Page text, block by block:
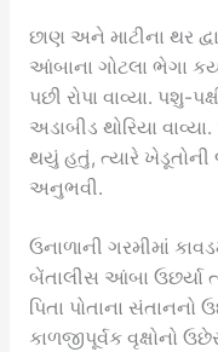
છાણ અને માટીના થર
આંબાના ગોટલા ભેગા
પછી રોપા વાવ્યા. પશુ-
અડાબીડ થોરિયા
થયું હતું, ત્યારે
અનુભવી.
ઉનાળાની ગરમીમાં
બેંતાલીસ આંબા ઉછર્યા
પિતા પોતાના
કાળજીપૂર્વક વૃક્ષોનો